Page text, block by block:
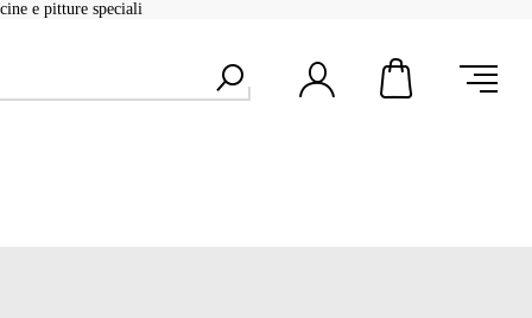
e pitture speciali